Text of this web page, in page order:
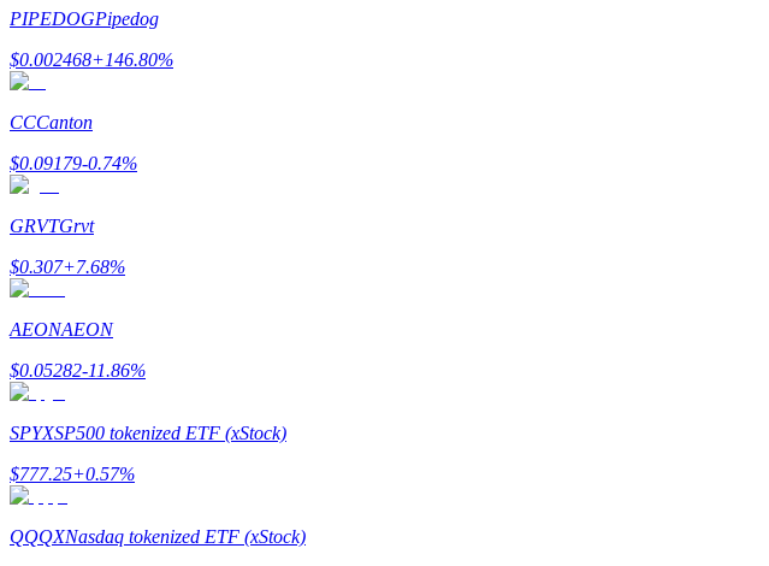
Launchpool
การลงทุนพิเศษสำหรับผู้ถือ BTR
PIPEDOGPipedog
$0.002468+146.80%
CCCanton
$0.09179-0.74%
GRVTGrvt
$0.307+7.68%
AEONAEON
$0.05282-11.86%
SPYXSP500 tokenized ETF (xStock)
$777.25+0.57%
QQQXNasdaq tokenized ETF (xStock)